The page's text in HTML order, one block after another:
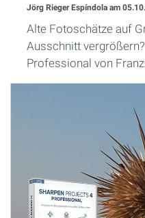
Jörg Rieger Espíndola am
Alte Fotoschätze auf
Ausschnitt
Professional von